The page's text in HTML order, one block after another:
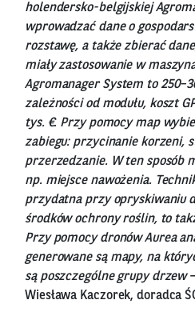
holendersko-belgijskiej
wprowadzać dane o
rozstawę, a także zbierać
miały zastosowanie w
Agromanager System to
zależności od modułu, koszt
tys. €. Przy pomocy map
zabiegu: przycinanie korzeni,
przerzedzanie. W ten sposób
np. miejsce nawożenia.
przydatna przy opryskiwaniu
środków ochrony roślin, to
Przy pomocy dronów Aurea
generowane są mapy, na
są poszczególne grupy drzew
Wiesława Kaczorek, doradca